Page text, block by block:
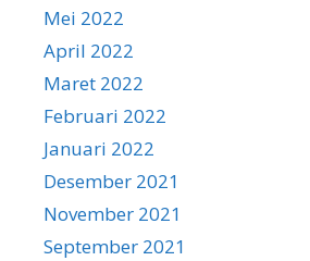
Mei 2022
April 2022
Maret 2022
Februari 2022
Januari 2022
Desember 2021
November 2021
September 2021